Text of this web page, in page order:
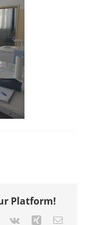
Platform!
Pinterest
Vk Xing E-